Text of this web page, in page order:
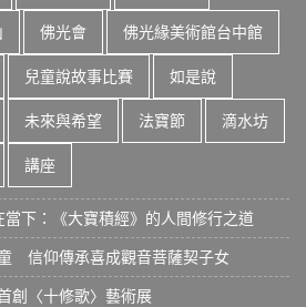
佛光會 佛光緣美術館台中館
兒童說故事比賽 如是說
未來與希望 法寶節 滴水坊
講座
下：《大寶積經》的人間修行之道
信仰傳承喜成觀音菩薩契子女
創〈十修歌〉藝術展